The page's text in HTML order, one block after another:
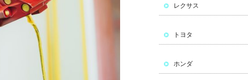
レクサス
トヨタ
ホンダ